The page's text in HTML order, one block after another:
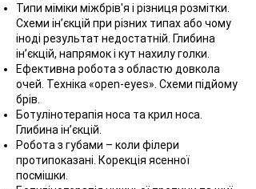
Типи міміки міжбрів'я і різниця розмітки.
Схеми ін’єкцій при різних типах або чому
іноді результат недостатній. Глибина
ін’єкцій, напрямок і кут нахилу голки.
Ефективна робота з областю довкола
очей. Техніка «open-eyes». Схеми підйому
брів.
Ботулінотерапія носа та крил носа.
Глибина ін’єкцій.
Робота з губами – коли філери
протипоказані. Корекція ясенної
посмішки.